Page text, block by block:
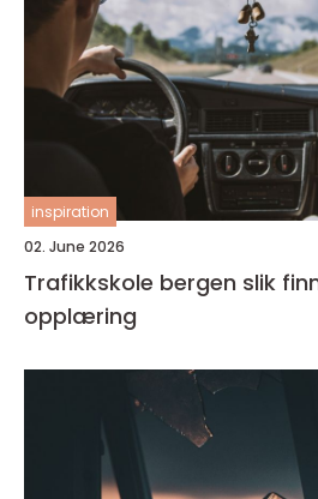
inspiration
02. June 2026
Trafikkskole bergen slik finner du riktig
opplæring